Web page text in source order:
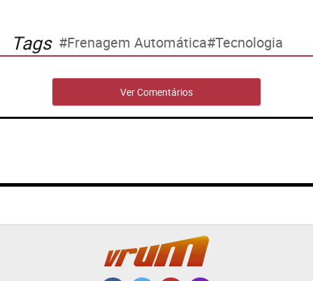
Tags Frenagem Automática Tecnologia
Ver Comentários